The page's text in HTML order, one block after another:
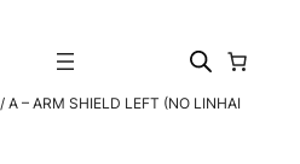
/ A – ARM SHIELD LEFT (NO LINHAI